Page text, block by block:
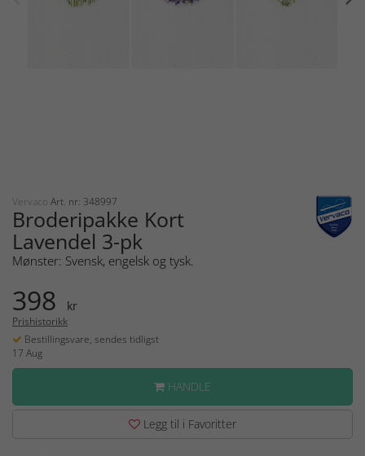
Vervaco Art. nr: 348997
Broderipakke Kort
Lavendel 3-pk
Mønster: Svensk, engelsk og tysk.
398 kr
Prishistorikk
Bestillingsvare, sendes tidligst
17 Aug
HANDLE
Legg til i Favoritter